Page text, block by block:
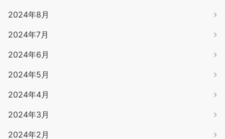
2024年8月
2024年7月
2024年6月
2024年5月
2024年4月
2024年3月
2024年2月